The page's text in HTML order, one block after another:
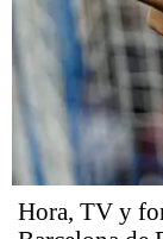
Hora, TV y